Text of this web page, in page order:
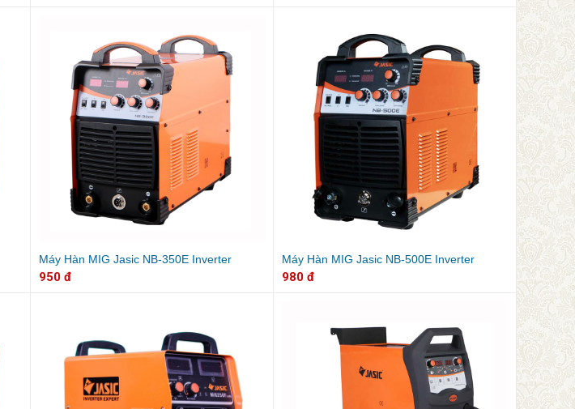
Máy Hàn MIG Jasic NB-350E Inverter
950 đ
Máy Hàn MIG Jasic NB-500E Inverter
980 đ